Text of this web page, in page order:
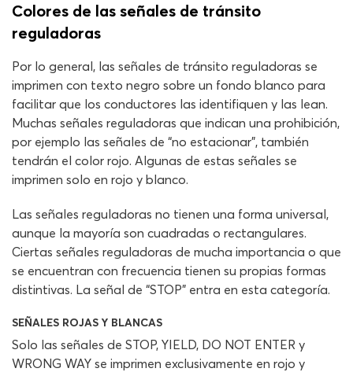
Colores de las señales de tránsito
reguladoras
Por lo general, las señales de tránsito reguladoras se
imprimen con texto negro sobre un fondo blanco para
facilitar que los conductores las identifiquen y las lean.
Muchas señales reguladoras que indican una prohibición,
por ejemplo las señales de “no estacionar”, también
tendrán el color rojo. Algunas de estas señales se
imprimen solo en rojo y blanco.
Las señales reguladoras no tienen una forma universal,
aunque la mayoría son cuadradas o rectangulares.
Ciertas señales reguladoras de mucha importancia o que
se encuentran con frecuencia tienen su propias formas
distintivas. La señal de “STOP” entra en esta categoría.
SEÑALES ROJAS Y BLANCAS
Solo las señales de STOP, YIELD, DO NOT ENTER y
WRONG WAY se imprimen exclusivamente en rojo y